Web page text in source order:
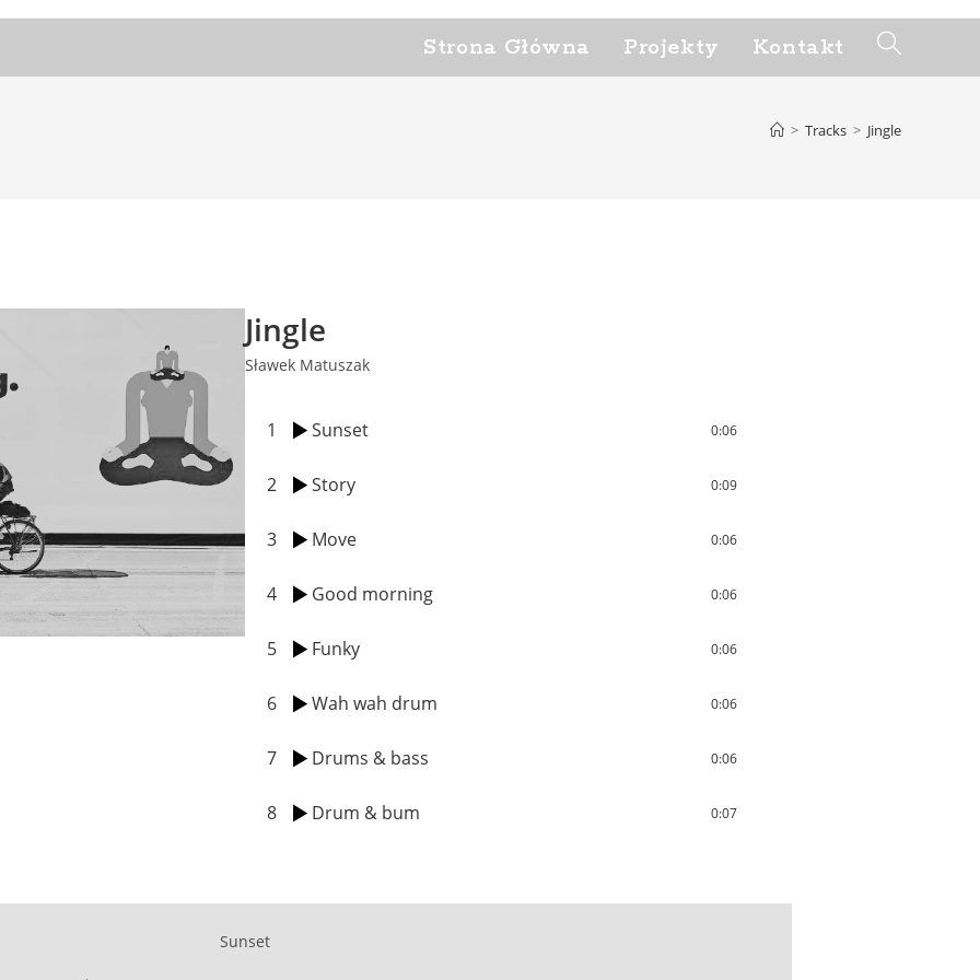
Strona Główna Projekty Kontakt Toggle
> Tracks > Jingle
Jingle
Sławek Matuszak
1 Sunset 0:06
2 Story 0:09
3 Move 0:06
4 Good morning 0:06
5 Funky 0:06
6 Wah wah drum 0:06
7 Drums & bass 0:06
8 Drum & bum 0:07
Sunset